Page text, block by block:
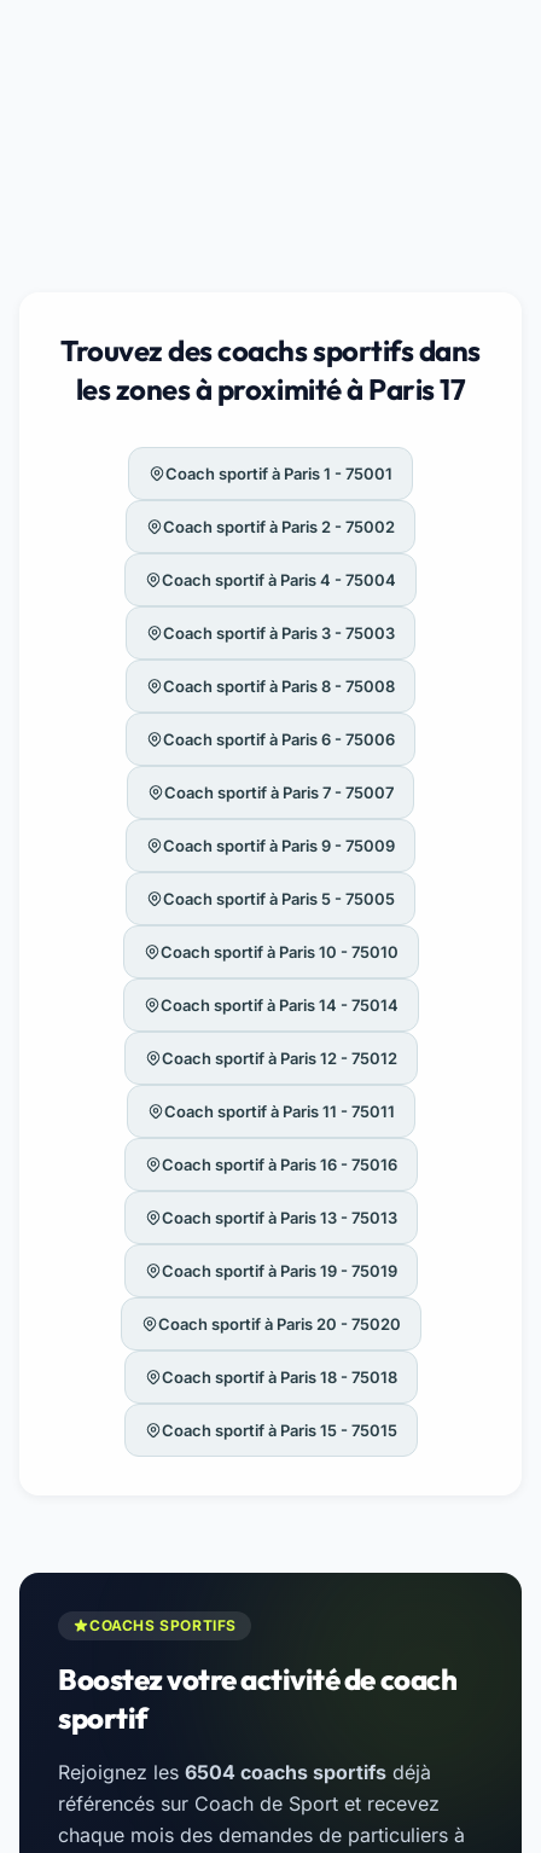
Trouvez des coachs sportifs dans
les zones à proximité à Paris 17
Coach sportif à Paris 1 - 75001
Coach sportif à Paris 2 - 75002
Coach sportif à Paris 4 - 75004
Coach sportif à Paris 3 - 75003
Coach sportif à Paris 8 - 75008
Coach sportif à Paris 6 - 75006
Coach sportif à Paris 7 - 75007
Coach sportif à Paris 9 - 75009
Coach sportif à Paris 5 - 75005
Coach sportif à Paris 10 - 75010
Coach sportif à Paris 14 - 75014
Coach sportif à Paris 12 - 75012
Coach sportif à Paris 11 - 75011
Coach sportif à Paris 16 - 75016
Coach sportif à Paris 13 - 75013
Coach sportif à Paris 19 - 75019
Coach sportif à Paris 20 - 75020
Coach sportif à Paris 18 - 75018
Coach sportif à Paris 15 - 75015
COACHS SPORTIFS
Boostez votre activité de coach
sportif
Rejoignez les 6504 coachs sportifs déjà
référencés sur Coach de Sport et recevez
chaque mois des demandes de particuliers à